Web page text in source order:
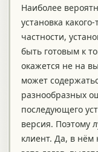
Наиболее
установка
частности,
быть готовым к
окажется не на
может
разнообразных
последующего
версия. Поэтому
клиент. Да, в нём